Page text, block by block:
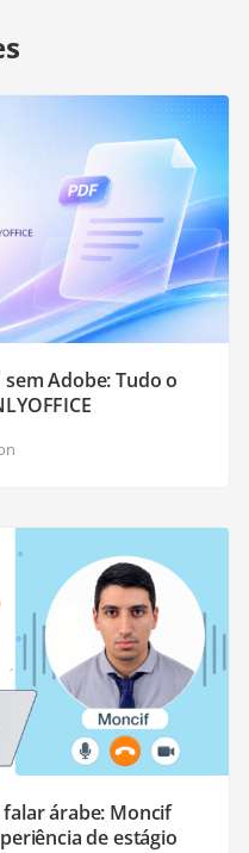
Adobe: Tudo o
falar árabe: Moncif
de estágio